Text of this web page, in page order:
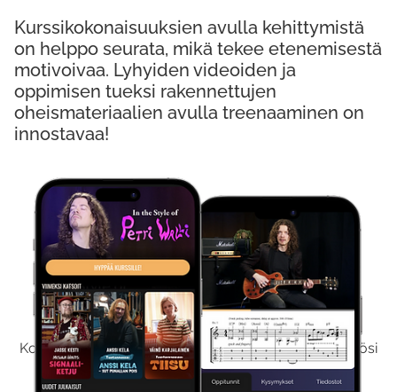
Kokeile Ilmaiseksi
Kokeilemalla ilmaiseksi saat koko sisältömme käyttöösi
viikon ajaksi.
Kurssikokonaisuuksien avulla kehittymistä
on helppo seurata, mikä tekee etenemisestä
motivoivaa. Lyhyiden videoiden ja
oppimisen tueksi rakennettujen
oheismateriaalien avulla treenaaminen on
innostavaa!